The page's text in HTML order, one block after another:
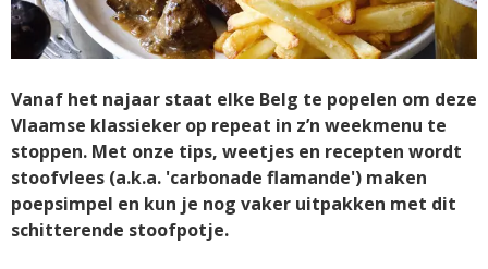
Vanaf het najaar staat elke Belg te popelen om deze
Vlaamse klassieker op repeat in z’n weekmenu te
stoppen. Met onze tips, weetjes en recepten wordt
stoofvlees (a.k.a. 'carbonade flamande') maken
poepsimpel en kun je nog vaker uitpakken met dit
schitterende stoofpotje.